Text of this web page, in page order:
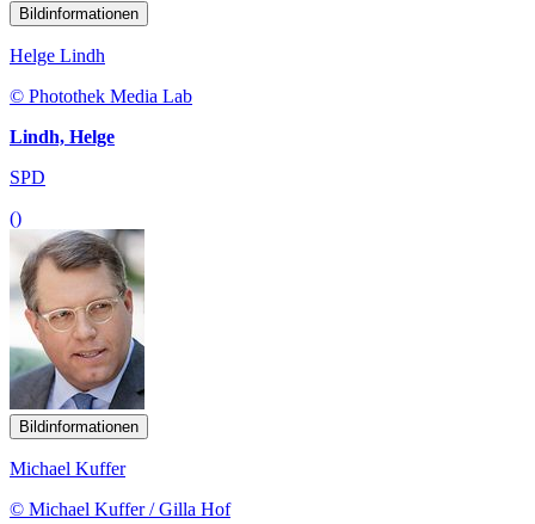
Bildinformationen
Helge Lindh
© Photothek Media Lab
Lindh, Helge
SPD
()
Bildinformationen
Michael Kuffer
© Michael Kuffer / Gilla Hof